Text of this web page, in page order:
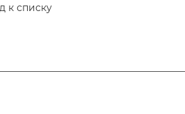
к списку